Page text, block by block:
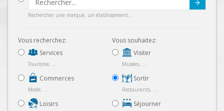
Rechercher une marque, un établissement...
Vous recherchez:
Services
Tourisme, ...
Commerces
Mode, ...
Loisirs
Vous souhaitez:
Visiter
Musées, ...
Sortir
Restaurants, ...
Séjourner